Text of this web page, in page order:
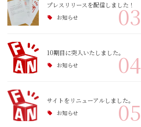
プレスリリースを配信しました！
お知らせ 03
10期目に突入いたしました。
お知らせ 04
サイトをリニューアルしました。
お知らせ 05